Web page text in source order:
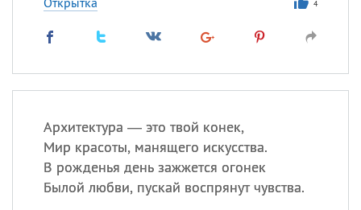
4
Архитектура — это твой конек,
Мир красоты, манящего искусства.
В рожденья день зажжется огонек
Былой любви, пускай воспрянут чувства.
, Афанасий, Борис
происхождение